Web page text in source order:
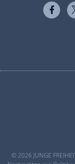
© 2026 JUNGE